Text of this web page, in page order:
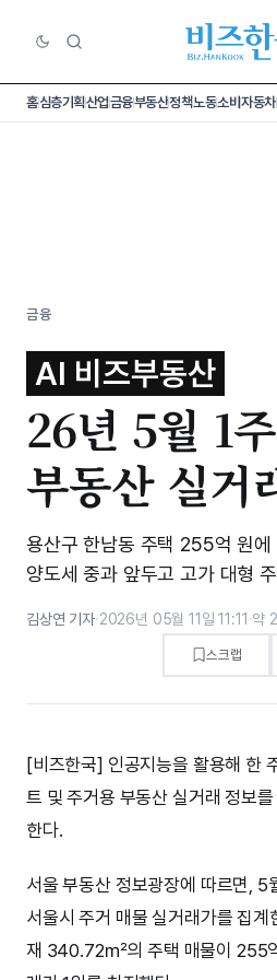
홈심층기획산업금융부동산정책노동소비 자동차
금융
AI 비즈부동산
26년 5월 1
부동산 실거
용산구 한남동 주택 255억 원
양도세 중과 앞두고 고가 대형
김상연 기자·2026년 05월 11일 11:11 ·약
스크랩
[비즈한국] 인공지능을 활용해 한
트 및 주거용 부동산 실거래 정보
한다.
서울 부동산 정보광장에 따르면,
서울시 주거 매물 실거래가를 집계
재 340.72㎡의 주택 매물이 255